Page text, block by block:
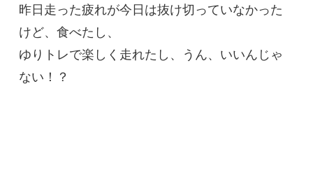
昨日走った疲れが今日は抜け切っていなかった
けど、食べたし、
ゆりトレで楽しく走れたし、うん、いいんじゃ
ない！？